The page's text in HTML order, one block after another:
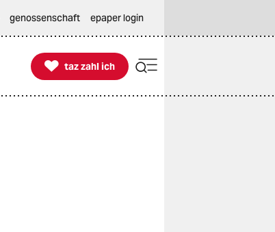
genossenschaft epaper login

taz zahl ich
taz zahl ich